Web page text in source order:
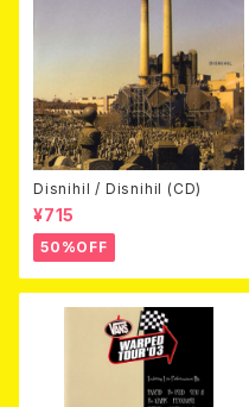
Disnihil / Disnihil (CD)
¥715
50%OFF